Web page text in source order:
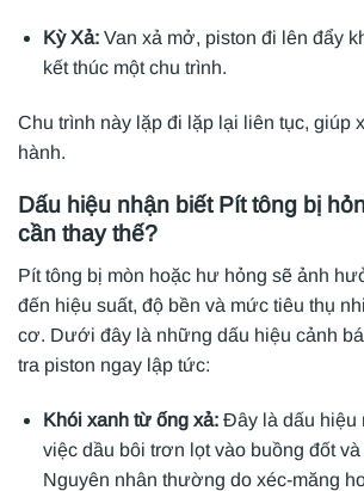
Kỳ Xả: Van xả mở, piston đi lên đẩy
kết thúc một chu trình.
Chu trình này lặp đi lặp lại liên tục, giúp
hành.
Dấu hiệu nhận biết Pít tông bị
cần thay thế?
Pít tông bị mòn hoặc hư hỏng sẽ ảnh
đến hiệu suất, độ bền và mức tiêu thụ
cơ. Dưới đây là những dấu hiệu cảnh
tra piston ngay lập tức:
Khói xanh từ ống xả: Đây là dấu hiệu
việc dầu bôi trơn lọt vào buồng đốt và
Nguyên nhân thường do xéc-măng